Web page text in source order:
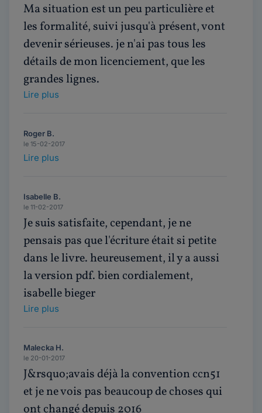
Ma situation est un peu particulière et
les formalité, suivi jusqu'à présent, vont
devenir sérieuses. je n'ai pas tous les
détails de mon licenciement, que les
grandes lignes.
Lire plus
Roger B.
le 15-02-2017
Lire plus
Isabelle B.
le 11-02-2017
Je suis satisfaite, cependant, je ne
pensais pas que l'écriture était si petite
dans le livre. heureusement, il y a aussi
la version pdf. bien cordialement,
isabelle bieger
Lire plus
Malecka H.
le 20-01-2017
J&rsquo;avais déjà la convention ccn51
et je ne vois pas beaucoup de choses qui
ont changé depuis 2016